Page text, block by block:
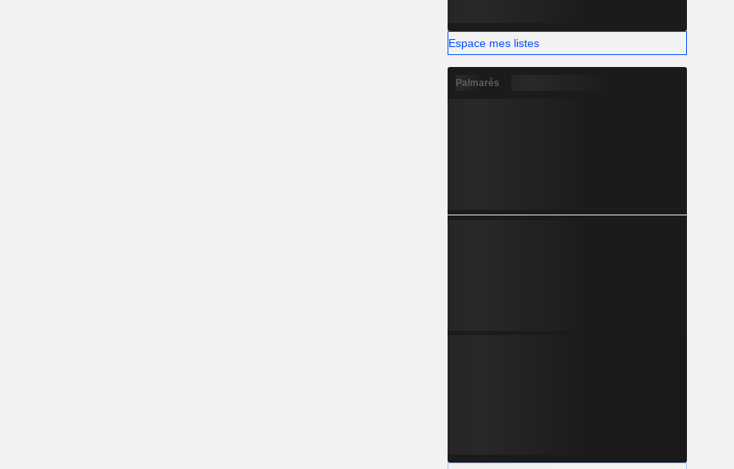
Espace mes listes
Palmarès